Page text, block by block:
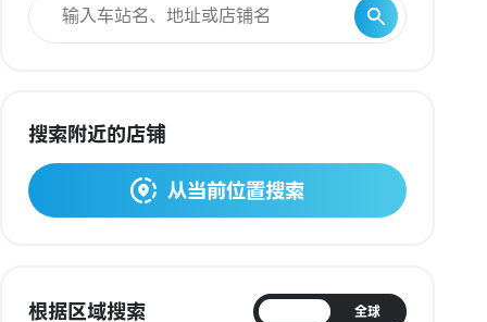
搜索附近的店铺
从当前位置搜索
根据区域搜索 全球